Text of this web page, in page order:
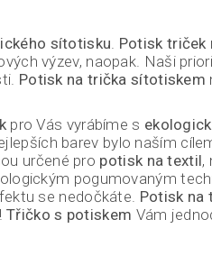
sítotisku. Potisk triček
výzev, naopak. Naši
Potisk na trička sítotiskem
pro Vás vyrábíme s
barev bylo naším
určené pro potisk na textil,
pogumovaným
se nedočkáte. Potisk na
Třičko s potiskem Vám